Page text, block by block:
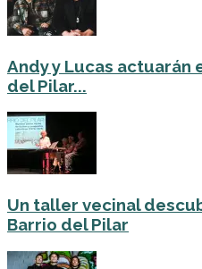
Andy y Lucas actuarán
del Pilar...
Un taller vecinal
Barrio del Pilar